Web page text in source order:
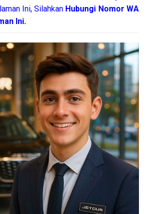
Ini, Silahkan Hubungi Nomor WA
Ini.